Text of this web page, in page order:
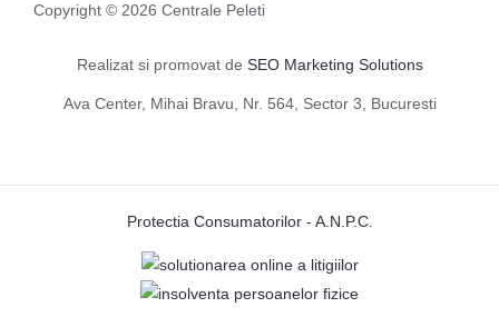
Copyright © 2026 Centrale Peleti
Realizat si promovat de SEO Marketing Solutions
Ava Center, Mihai Bravu, Nr. 564, Sector 3, Bucuresti
Protectia Consumatorilor - A.N.P.C.